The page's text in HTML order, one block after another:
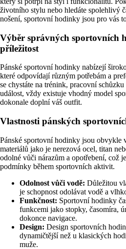
životního stylu nebo hledáte spolehlivý
nošení, sportovní hodinky jsou pro vás
Výběr správných sportovních
příležitost
Pánské sportovní hodinky nabízejí
které odpovídají různým potřebám a
se chystáte na trénink, pracovní
událost, vždy existuje vhodný model
dokonale doplní váš outfit.
Vlastnosti pánských
Pánské sportovní hodinky jsou obvykle
materiálů jako je nerezová ocel, titan
odolné vůči nárazům a opotřebení, což
podmínky během sportovních aktivit.
Odolnost vůči vodě: Důležitou
je schopnost odolávat vodě a
Funkčnost: Sportovní hodinky
funkcemi jako stopky, časomíra,
dokonce navigace.
Design: Design sportovních
dynamičtější než u klasických
muže.